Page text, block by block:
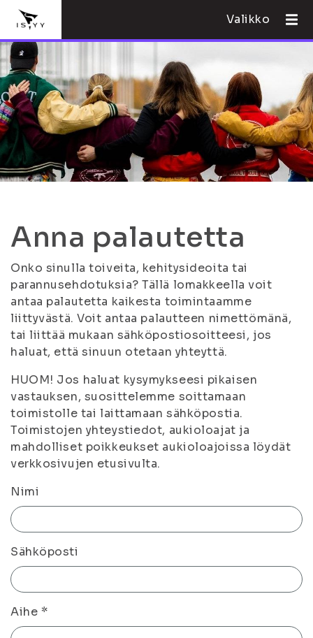
Valikko
Anna palautetta
Onko sinulla toiveita, kehitysideoita tai
parannusehdotuksia? Tällä lomakkeella voit
antaa palautetta kaikesta toimintaamme
liittyvästä. Voit antaa palautteen nimettömänä,
tai liittää mukaan sähköpostiosoitteesi, jos
haluat, että sinuun otetaan yhteyttä.
HUOM! Jos haluat kysymykseesi pikaisen
vastauksen, suosittelemme soittamaan
toimistolle tai laittamaan sähköpostia.
Toimistojen yhteystiedot, aukioloajat ja
mahdolliset poikkeukset aukioloajoissa löydät
verkkosivujen etusivulta.
Nimi
Sähköposti
Aihe *